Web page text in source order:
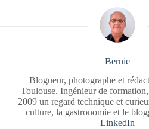
Bernie
Blogueur, photographe et
Toulouse. Ingénieur de
2009 un regard technique et
culture, la gastronomie et le
LinkedIn